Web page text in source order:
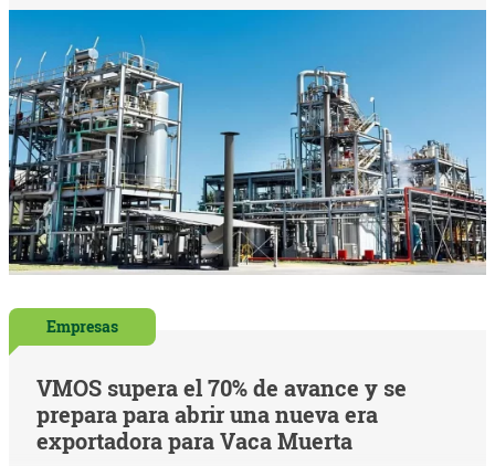
Empresas
VMOS supera el 70% de avance y se
prepara para abrir una nueva era
exportadora para Vaca Muerta